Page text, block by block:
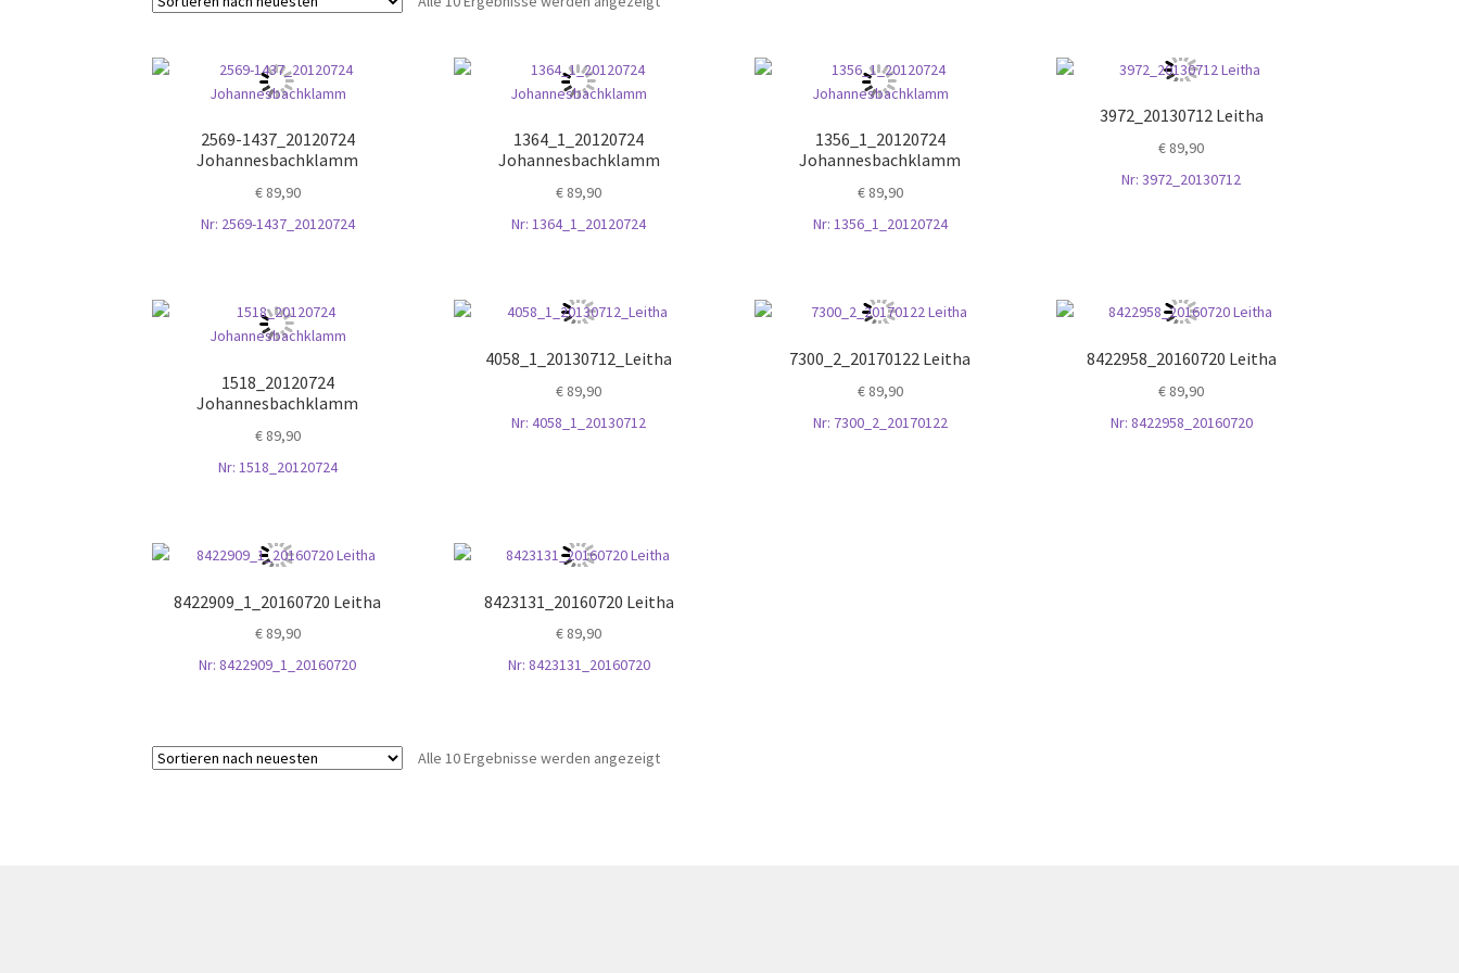
2569-1437_20120724
Johannesbachklamm
€89,90
Nr: 2569-1437_20120724
1364_1_20120724
Johannesbachklamm
€ 89,90
Nr: 1364_1_20120724
1356_1_20120724
Johannesbachklamm
€89,90
Nr: 1356_1_20120724
3972_20130712 Leitha
€ 89,90
Nr: 3972_20130712
1518_20120724
Johannesbachklamm
€89,90
Nr: 1518_20120724
4058_1_20130712_Leitha
€ 89,90
Nr: 4058_1_20130712
7300_2_20170122 Leitha
€89,90
Nr: 7300_2_20170122
8422958_20160720 Leitha
€ 89,90
Nr: 8422958_20160720
8422909_1_20160720 Leitha
€89,90
Nr: 8422909_1_20160720
8423131_20160720 Leitha
€ 89,90
Nr: 8423131_20160720
Alle 10 Ergebnisse werden angezeigtNach